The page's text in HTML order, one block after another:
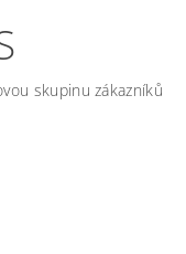
skupinu zákazníků